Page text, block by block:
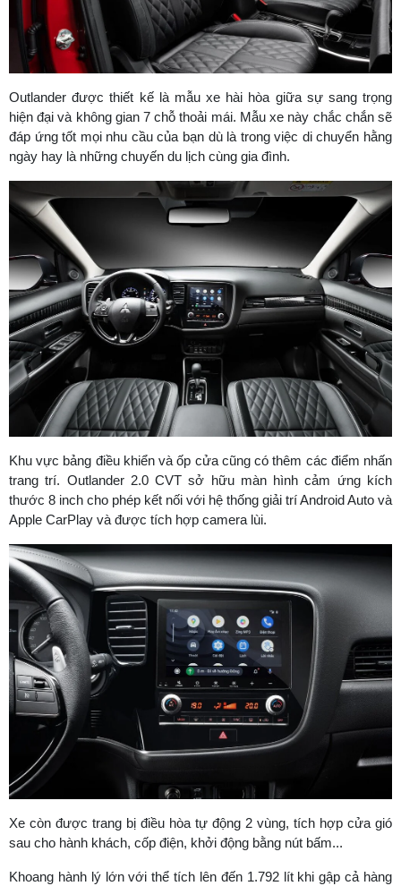
Outlander được thiết kế là mẫu xe hài hòa giữa sự sang trọng
hiện đại và không gian 7 chỗ thoải mái. Mẫu xe này chắc chắn sẽ
đáp ứng tốt mọi nhu cầu của bạn dù là trong việc di chuyển hằng
ngày hay là những chuyến du lịch cùng gia đình.
Khu vực bảng điều khiển và ốp cửa cũng có thêm các điểm nhấn
trang trí. Outlander 2.0 CVT sở hữu màn hình cảm ứng kích
thước 8 inch cho phép kết nối với hệ thống giải trí Android Auto và
Apple CarPlay và được tích hợp camera lùi.
Xe còn được trang bị điều hòa tự động 2 vùng, tích hợp cửa gió
sau cho hành khách, cốp điện, khởi động bằng nút bấm...
Khoang hành lý lớn với thể tích lên đến 1.792 lít khi gập cả hàng